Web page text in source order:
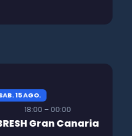
15 AGO.
18:00 – 00:00
Gran Canaria